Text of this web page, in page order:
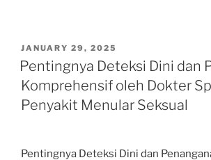
POSTED
ON
JANUARY 29, 2025
Pentingnya Deteksi Dini dan
Komprehensif oleh Dokter
Penyakit Menular Seksual
Pentingnya Deteksi Dini dan